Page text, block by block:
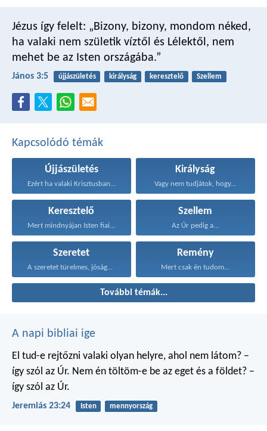
Jézus így felelt: „Bizony, bizony, mondom néked,
ha valaki nem születik víztől és Lélektől, nem
mehet be az Isten országába.”
János 3:5 újjászületés királyság keresztelő Szellem
Kapcsolódó témák
Újjászületés
Ezért ha valaki Krisztusban...
Királyság
Vagy nem tudjátok, hogy...
Keresztelő
Mert mindnyájan Isten fiai...
Szellem
Az Úr pedig a...
Szeretet
A szeretet türelmes, jóságos...
Remény
Mert csak én tudom...
További témák...
A napi bibliai ige
El tud-e rejtőzni valaki olyan helyre, ahol nem látom? –
így szól az Úr. Nem én töltöm-e be az eget és a földet? –
így szól az Úr.
Jeremiás 23:24 Isten mennyország